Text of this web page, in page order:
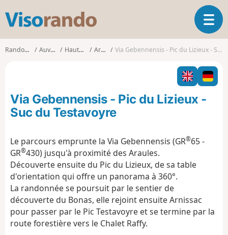
s
o
o
O
u
i
r
l
n
Randonnées Auvergne Haute-Loire Araules Via Gebennensis - Pic du Lizieux - Suc du Testavoyre
Via Gebennensis - Pic du Lizieux -
Suc du Testavoyre
Le parcours emprunte la Via Gebennensis (GR®65 -
GR®430) jusqu'à proximité des Araules.
Découverte ensuite du Pic du Lizieux, de sa table
d'orientation qui offre un panorama à 360°.
La randonnée se poursuit par le sentier de
découverte du Bonas, elle rejoint ensuite Arnissac
pour passer par le Pic Testavoyre et se termine par la
route forestière vers le Chalet Raffy.